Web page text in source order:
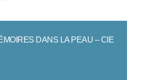
DANS LA PEAU – CIE